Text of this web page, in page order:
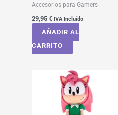
Accesorios para Gamers
29,95 € IVA Incluído
AÑADIR AL
CARRITO